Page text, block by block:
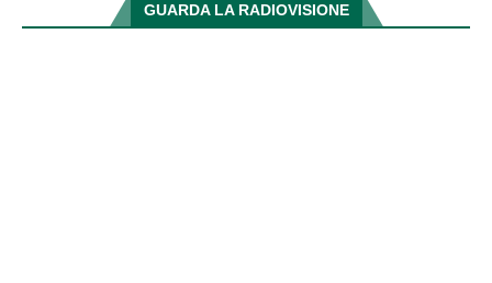
GUARDA LA RADIOVISIONE